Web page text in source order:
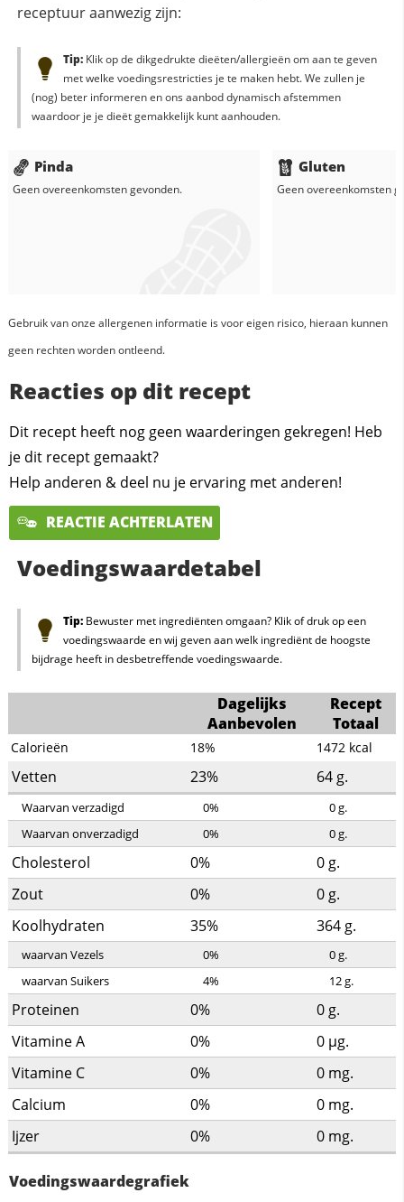
receptuur aanwezig zijn:
Tip:Klik op de dikgedrukte dieëten/allergieën om aan te geven
met welke voedingsrestricties je te maken hebt. We zullen je
(nog) beter informeren en ons aanbod dynamisch afstemmen
waardoor je je dieët gemakkelijk kunt aanhouden.
Pinda
Geen overeenkomsten gevonden.
Gluten
Geen overeenkomsten
Gebruik van onze allergenen informatie is voor eigen risico, hieraan kunnen
geen rechten worden ontleend.
Reacties op dit recept
Dit recept heeft nog geen waarderingen gekregen! Heb
je dit recept gemaakt?
Help anderen & deel nu je ervaring met anderen!
REACTIE ACHTERLATEN
Voedingswaardetabel
Tip:Bewuster met ingrediënten omgaan? Klik of druk op een
voedingswaarde en wij geven aan welk ingrediënt de hoogste
bijdrage heeft in desbetreffende voedingswaarde.
Dagelijks
Aanbevolen
Recept
Totaal
Calorieën 18% 1472 kcal
Vetten 23% 64 g.
Waarvan verzadigd 0% 0g.
Waarvan onverzadigd
0% 0g.
Cholesterol 0% 0 g.
Zout
0% 0 g.
Koolhydraten
35% 364 g.
waarvan Vezels 0% 0g.
waarvan Suikers
4% 12g.
Proteinen 0% 0 g.
Vitamine A
0% 0 µg.
Vitamine C
0% 0 mg.
Calcium
0% 0 mg.
Ijzer
0% 0 mg.
Voedingswaardegrafiek